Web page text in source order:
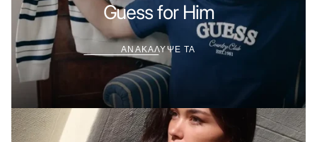
Guess for Him
ΑΝΑΚΑΛΥΨΕ ΤΑ